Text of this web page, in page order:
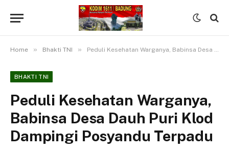
Home » Bhakti TNI » Peduli Kesehatan Warganya, Babinsa Desa Dauh Puri Klod Dampingi Posyandu Terpadu
BHAKTI TNI
Peduli Kesehatan Warganya,
Babinsa Desa Dauh Puri Klod
Dampingi Posyandu Terpadu